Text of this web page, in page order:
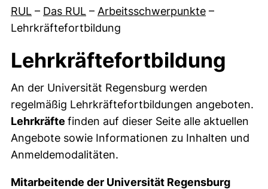
RUL – Das RUL – Arbeitsschwerpunkte –
Lehrkräftefortbildung
Lehrkräftefortbildung
An der Universität Regensburg werden
regelmäßig Lehrkräftefortbildungen angeboten.
Lehrkräfte finden auf dieser Seite alle aktuellen
Angebote sowie Informationen zu Inhalten und
Anmeldemodalitäten.
Mitarbeitende der Universität Regensburg